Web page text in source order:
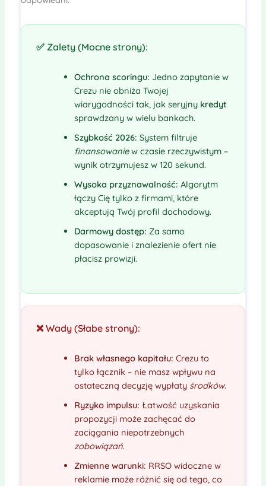
✅ Zalety (Mocne strony):
Ochrona scoringu: Jedno zapytanie w
Crezu nie obniża Twojej
wiarygodności tak, jak seryjny kredyt
sprawdzany w wielu bankach.
Szybkość 2026: System filtruje
finansowaniew czasie rzeczywistym –
wynik otrzymujesz w 120 sekund.
Wysoka przyznawalność: Algorytm
łączy Cię tylko z firmami, które
akceptują Twój profil dochodowy.
Darmowy dostęp: Za samo
dopasowanie i znalezienie ofert nie
płacisz prowizji.
❌ Wady (Słabe strony):
Brak własnego kapitału: Crezu to
tylko łącznik – nie masz wpływu na
ostateczną decyzję wypłaty środków.
Ryzyko impulsu: Łatwość uzyskania
propozycji może zachęcać do
zaciągania niepotrzebnych
zobowiązań.
Zmienne warunki: RRSO widoczne w
reklamie może różnić się od tego, co